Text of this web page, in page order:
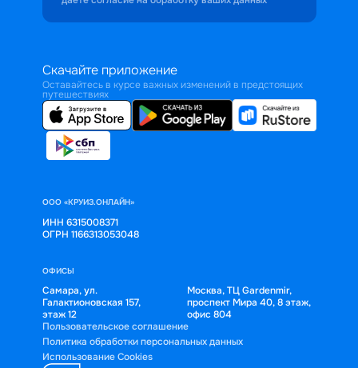
Скачайте приложение
Оставайтесь в курсе важных изменений в предстоящих
путешествиях
ООО «КРУИЗ.ОНЛАЙН»
ИНН 6315008371
ОГРН 1166313053048
ОФИСЫ
Самара, ул.
Галактионовская 157,
этаж 12
Москва, ТЦ Gardenmir,
проспект Мира 40, 8 этаж,
офис 804
Пользовательское соглашение
Политика обработки персональных данных
Использование Cookies